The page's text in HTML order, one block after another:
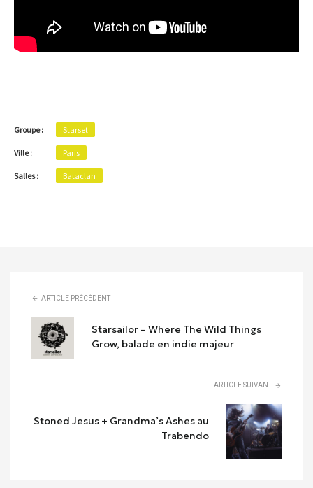
Groupe : Starset
Ville : Paris
Salles : Bataclan
ARTICLE PRÉCÉDENT
Starsailor – Where The Wild Things
Grow, balade en indie majeur
ARTICLE SUIVANT
Stoned Jesus + Grandma’s Ashes au
Trabendo